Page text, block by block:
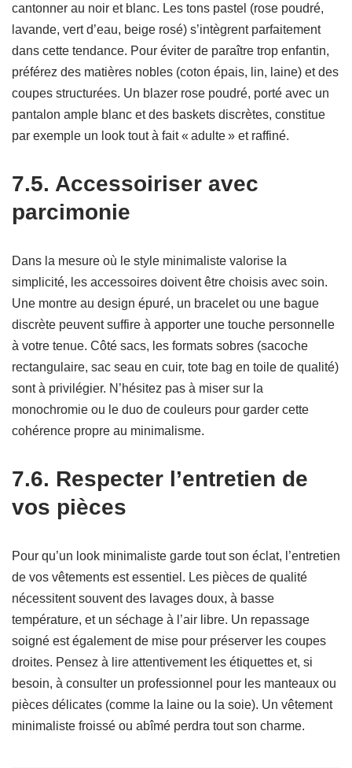
cantonner au noir et blanc. Les tons pastel (rose poudré,
lavande, vert d’eau, beige rosé) s’intègrent parfaitement
dans cette tendance. Pour éviter de paraître trop enfantin,
préférez des matières nobles (coton épais, lin, laine) et des
coupes structurées. Un blazer rose poudré, porté avec un
pantalon ample blanc et des baskets discrètes, constitue
par exemple un look tout à fait « adulte » et raffiné.
7.5. Accessoiriser avec
parcimonie
Dans la mesure où le style minimaliste valorise la
simplicité, les accessoires doivent être choisis avec soin.
Une montre au design épuré, un bracelet ou une bague
discrète peuvent suffire à apporter une touche personnelle
à votre tenue. Côté sacs, les formats sobres (sacoche
rectangulaire, sac seau en cuir, tote bag en toile de qualité)
sont à privilégier. N’hésitez pas à miser sur la
monochromie ou le duo de couleurs pour garder cette
cohérence propre au minimalisme.
7.6. Respecter l’entretien de
vos pièces
Pour qu’un look minimaliste garde tout son éclat, l’entretien
de vos vêtements est essentiel. Les pièces de qualité
nécessitent souvent des lavages doux, à basse
température, et un séchage à l’air libre. Un repassage
soigné est également de mise pour préserver les coupes
droites. Pensez à lire attentivement les étiquettes et, si
besoin, à consulter un professionnel pour les manteaux ou
pièces délicates (comme la laine ou la soie). Un vêtement
minimaliste froissé ou abîmé perdra tout son charme.